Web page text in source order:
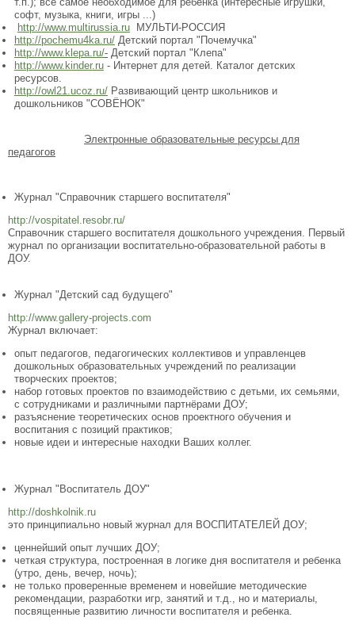
софт, музыка, книги, игры ...)
http://www.multirussia.ruМУЛЬТИ-РОССИЯ
http://pochemu4ka.ru/Детский портал "Почемучка"
http://www.klepa.ru/-Детский портал "Клепа"
http://www.kinder.ru- Интернет для детей. Каталог детских
ресурсов.
http://owl21.ucoz.ru/Развивающий центр школьников и
дошкольников "СОВЁНОК"
Электронные образовательные ресурсы для
педагогов
Журнал "Справочник старшего воспитателя"
http://vospitatel.resobr.ru/
Справочник старшего воспитателя дошкольного учреждения. Первый
журнал по организации воспитательно-образовательной работы в
ДОУ.
Журнал "Детский сад будущего"
http://www.gallery-projects.com
Журнал включает:
опыт педагогов, педагогических коллективов и управленцев
дошкольных образовательных учреждений по реализации
творческих проектов;
набор готовых проектов по взаимодействию с детьми, их семьями,
с сотрудниками и различными партнёрами ДОУ;
разъяснение теоретических основ проектного обучения и
воспитания с позиций практиков;
новые идеи и интересные находки Ваших коллег.
Журнал "Воспитатель ДОУ"
http://doshkolnik.ru
это принципиально новый журнал для ВОСПИТАТЕЛЕЙ ДОУ;
ценнейший опыт лучших ДОУ;
четкая структура, построенная в логике дня воспитателя и ребенка
(утро, день, вечер, ночь);
не только проверенные временем и новейшие методические
рекомендации, разработки игр, занятий и т.д., но и материалы,
посвященные развитию личности воспитателя и ребенка.